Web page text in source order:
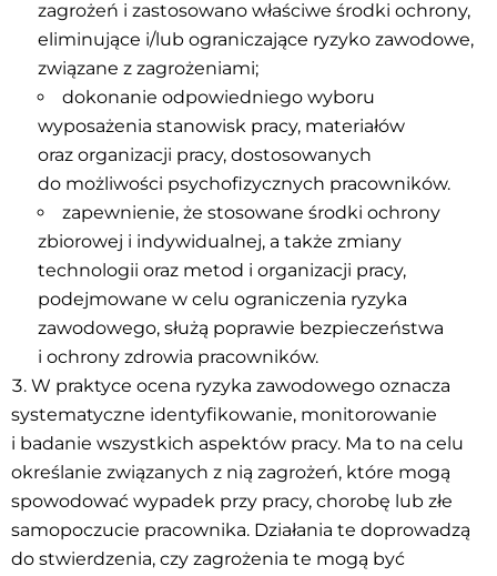
zagrożeń i zastosowano właściwe środki ochrony,
eliminujące i/lub ograniczające ryzyko zawodowe,
związane z zagrożeniami;
dokonanie odpowiedniego wyboru
wyposażenia stanowisk pracy, materiałów
oraz organizacji pracy, dostosowanych
do możliwości psychofizycznych pracowników.
zapewnienie, że stosowane środki ochrony
zbiorowej i indywidualnej, a także zmiany
technologii oraz metod i organizacji pracy,
podejmowane w celu ograniczenia ryzyka
zawodowego, służą poprawie bezpieczeństwa
i ochrony zdrowia pracowników.
W praktyce ocena ryzyka zawodowego oznacza
systematyczne identyfikowanie, monitorowanie
i badanie wszystkich aspektów pracy. Ma to na celu
określanie związanych z nią zagrożeń, które mogą
spowodować wypadek przy pracy, chorobę lub złe
samopoczucie pracownika. Działania te doprowadzą
do stwierdzenia, czy zagrożenia te mogą być